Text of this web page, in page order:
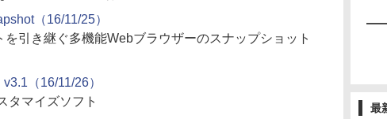
最
（16/11/25）
を引き継ぐ多機能Webブラウザーのスナップショット
（16/11/26）
タマイズソフト